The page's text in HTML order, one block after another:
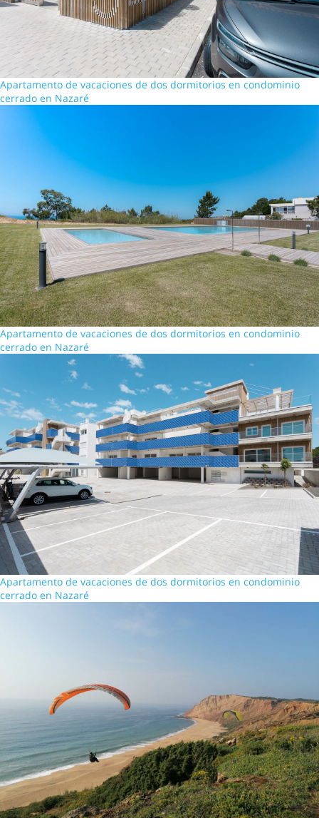
Apartamento de vacaciones de dos dormitorios en condominio
cerrado en Nazaré
Apartamento de vacaciones de dos dormitorios en condominio
cerrado en Nazaré
Apartamento de vacaciones de dos dormitorios en condominio
cerrado en Nazaré